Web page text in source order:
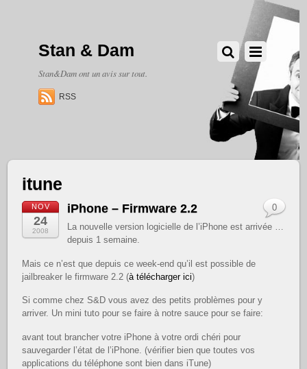
Stan & Dam
Stan&Dam ont un avis sur tout.
RSS
itune
NOV
24
2008
iPhone – Firmware 2.2
La nouvelle version logicielle de l’iPhone est arrivée …
depuis 1 semaine.
Mais ce n’est que depuis ce week-end qu’il est possible de
jailbreaker le firmware 2.2 (à télécharger ici)
Si comme chez S&D vous avez des petits problèmes pour y
arriver. Un mini tuto pour se faire à notre sauce pour se faire:
avant tout brancher votre iPhone à votre ordi chéri pour
sauvegarder l’état de l’iPhone. (vérifier bien que toutes vos
applications du téléphone sont bien dans iTune)
0